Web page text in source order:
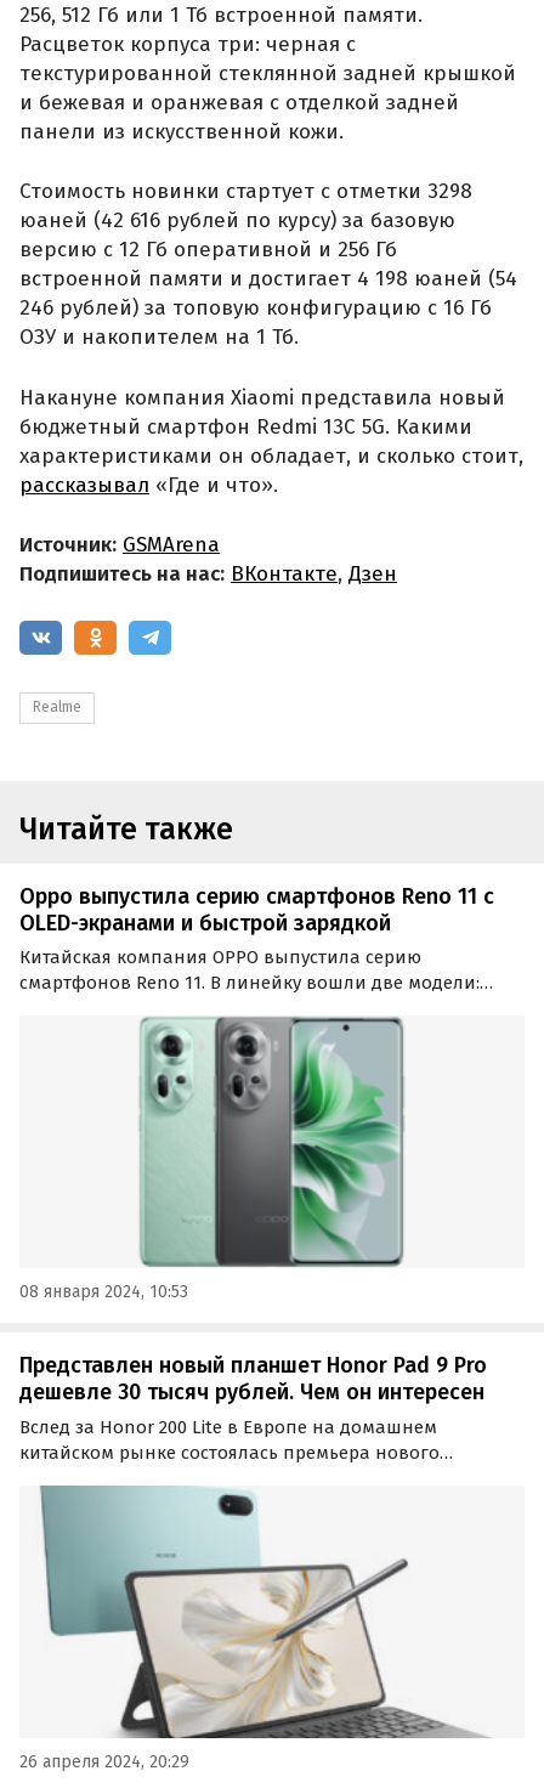
256, 512 Гб или 1 Тб встроенной памяти.
Расцветок корпуса три: черная с
текстурированной стеклянной задней крышкой
и бежевая и оранжевая с отделкой задней
панели из искусственной кожи.
Стоимость новинки стартует с отметки 3298
юаней (42 616 рублей по курсу) за базовую
версию с 12 Гб оперативной и 256 Гб
встроенной памяти и достигает 4 198 юаней (54
246 рублей) за топовую конфигурацию с 16 Гб
ОЗУ и накопителем на 1 Тб.
Накануне компания Xiaomi представила новый
бюджетный смартфон Redmi 13C 5G. Какими
характеристиками он обладает, и сколько стоит,
рассказывал «Где и что».
Источник: GSMArena
Подпишитесь на нас: ВКонтакте, Дзен
Realme
Читайте также
Oppo выпустила серию смартфонов Reno 11 с
OLED-экранами и быстрой зарядкой
Китайская компания OPPO выпустила серию
смартфонов Reno 11. В линейку вошли две модели:
смартфона получили OLED-дисплеи,
высокопроизводительные чипсеты MediaTek Dimensity,
быструю зарядку и…
08 января 2024, 10:53
Представлен новый планшет Honor Pad 9 Pro
дешевле 30 тысяч рублей. Чем он интересен
Вслед за Honor 200 Lite в Европе на домашнем
китайском рынке состоялась премьера нового
Pro. Он присоединился к Honor Pad 9, который
представили в начале года в рамках выставки MWC
2024.
26 апреля 2024, 20:29